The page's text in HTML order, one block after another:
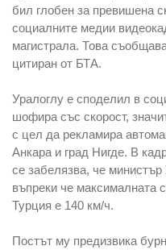
бил глобен за превишена
социалните медии
магистрала. Това
цитиран от БТА.
Уралоглу е споделил в
шофира със скорост,
с цел да рекламира
Анкара и град Нигде. В
се забелязва, че
въпреки че максималната
Турция е 140 км/ч.
Постът му предизвика